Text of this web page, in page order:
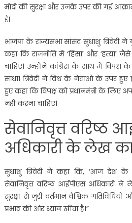
मोदी की सुरक्षा और उनके उपर की गई
है।
भाजपा के राज्यसभा सांसद सुधांशु त्रिवेदी
कहा कि राजनीति में ‘हिंसा’ और ‘हत्या’
चाहिए। उन्होंने कांग्रेस के साथ में विपक्ष
साधा। त्रिवेदी ने विश्व के नेताओं के उपर
हुए कहा कि विपक्ष को प्रधानमंत्री के लिए
नहीं करना चाहिए।
सेवानिवृत्त वरिष्ठ
अधिकारी के लेख का
सुधांशु त्रिवेदी ने कहा कि, ‘आज देश
सेवानिवृत्त वरिष्ठ आईपीएस अधिकारी
सुरक्षा से जुड़ी वर्तमान वैश्विक
प्रभाव की ओर ध्यान खींचा है।”